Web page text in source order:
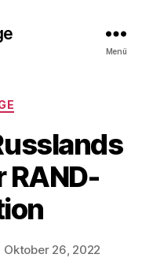
Menü
RAND-
Oktober 26, 2022